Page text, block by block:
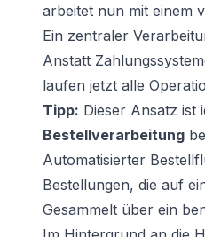
arbeitet nun mit einem
Ein zentraler
Anstatt
laufen jetzt alle
Tipp: Dieser Ansatz ist
Bestellverarbeitung
Automatisierter
Bestellungen, die auf
Gesammelt über ein